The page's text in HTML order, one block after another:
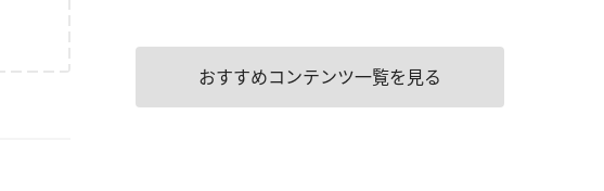
おすすめコンテンツ一覧を見る